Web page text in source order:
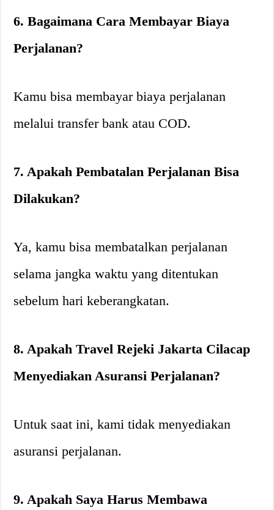
6. Bagaimana Cara Membayar Biaya
Perjalanan?
Kamu bisa membayar biaya perjalanan
melalui transfer bank atau COD.
7. Apakah Pembatalan Perjalanan Bisa
Dilakukan?
Ya, kamu bisa membatalkan perjalanan
selama jangka waktu yang ditentukan
sebelum hari keberangkatan.
8. Apakah Travel Rejeki Jakarta Cilacap
Menyediakan Asuransi Perjalanan?
Untuk saat ini, kami tidak menyediakan
asuransi perjalanan.
9. Apakah Saya Harus Membawa